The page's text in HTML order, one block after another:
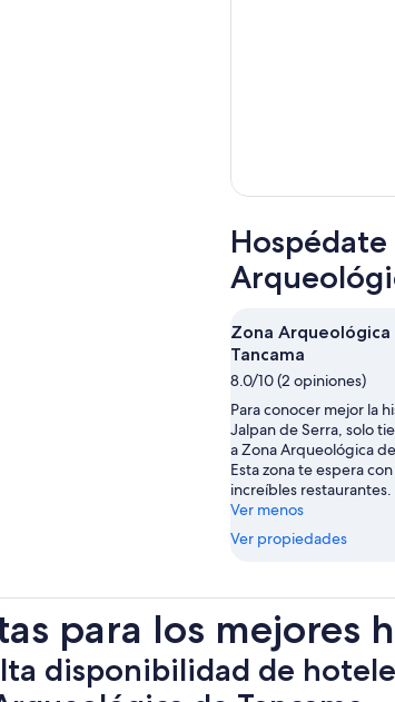
Hospédate
Zona Arqueológica
Tancama
8.0/10 (2 opiniones)
Para conocer mejor la
Jalpan de Serra, solo
a Zona Arqueológica
Esta zona te espera con
increíbles restaurantes.
Ver menos
Ver propiedades
para los mejores
disponibilidad de